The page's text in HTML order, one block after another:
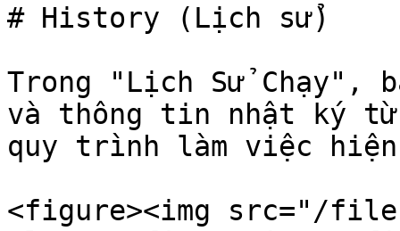
# History (Lịch sử)
Trong "Lịch Sử Chạy",
và thông tin nhật ký
quy trình làm việc
<figure><img src="/files/